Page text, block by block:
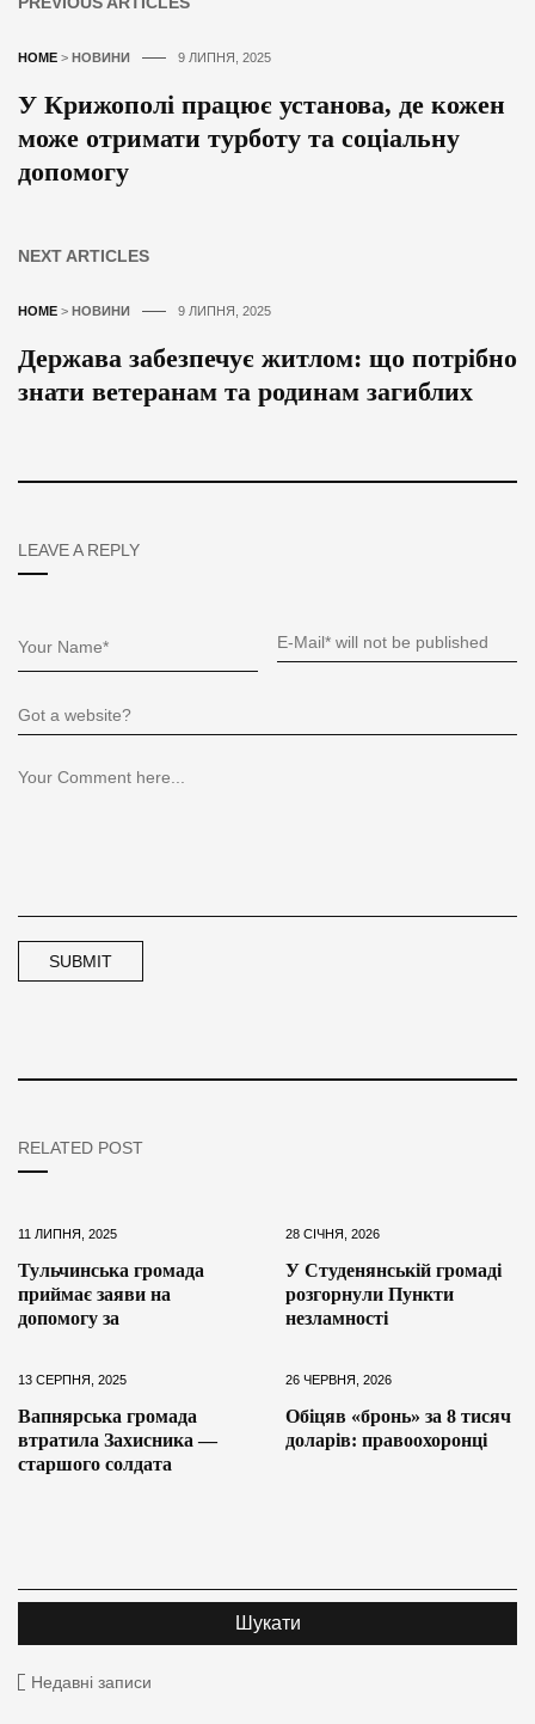
HOME > НОВИНИ 9 ЛИПНЯ, 2025
У Крижополі працює установа, де кожен
може отримати турботу та соціальну
допомогу
NEXT ARTICLES
HOME > НОВИНИ 9 ЛИПНЯ, 2025
Держава забезпечує житлом: що потрібно
знати ветеранам та родинам загиблих
LEAVE A REPLY
RELATED POST
11 ЛИПНЯ, 2025
Тульчинська громада
приймає заяви на
допомогу за
28 СІЧНЯ, 2026
У Студенянській громаді
розгорнули Пункти
незламності
13 СЕРПНЯ, 2025
Вапнярська громада
втратила Захисника —
старшого солдата
26 ЧЕРВНЯ, 2026
Обіцяв «бронь» за 8 тисяч
доларів: правоохоронці
Недавні записи